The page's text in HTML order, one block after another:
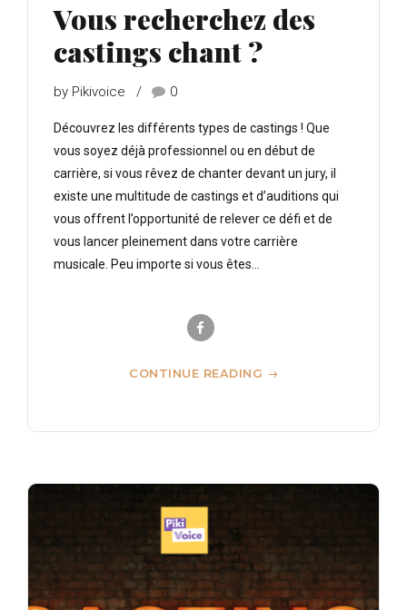
Vous recherchez des
castings chant ?
by Pikivoice 0
Découvrez les différents types de castings ! Que
vous soyez déjà professionnel ou en début de
carrière, si vous rêvez de chanter devant un jury, il
existe une multitude de castings et d’auditions qui
vous offrent l’opportunité de relever ce défi et de
vous lancer pleinement dans votre carrière
musicale. Peu importe si vous êtes...
CONTINUE READING